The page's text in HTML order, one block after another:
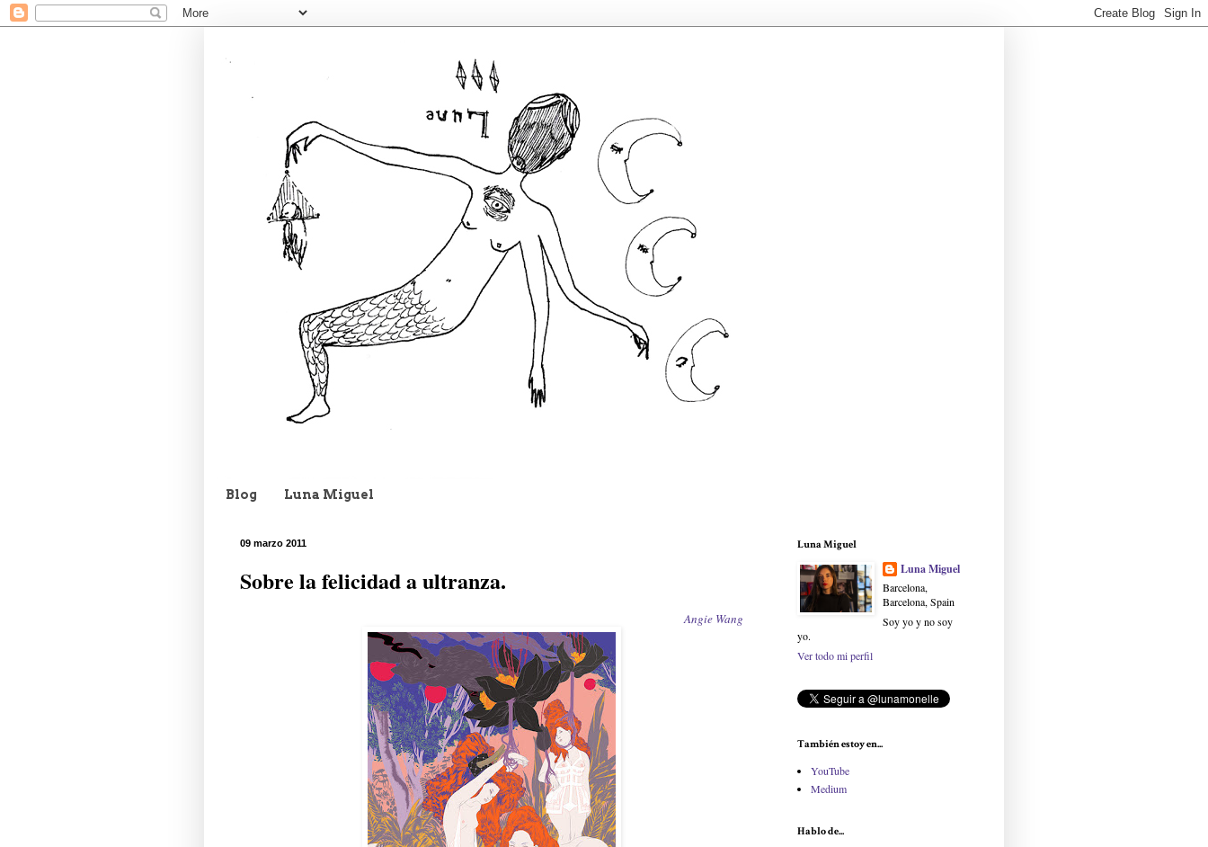
Blog Luna Miguel
09 marzo 2011
Sobre la felicidad a ultranza.
Angie Wang
Luna Miguel
Luna Miguel
Barcelona,
Barcelona, Spain
Soy yo y no soy
yo.
Ver todo mi perfil
También estoy en...
YouTube
Medium
Hablo de...